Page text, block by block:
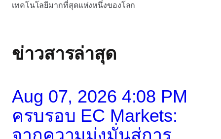
เทคโนโลยีมากที่สุดแห่งหนึ่งของโลก
ข่าวสารล่าสุด
Aug 07, 2026 4:08 PM
ครบรอบ EC Markets:
จากความมุ่งมั่นสู่การ